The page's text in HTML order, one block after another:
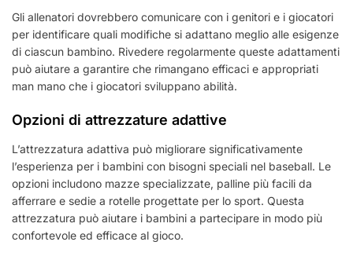
Gli allenatori dovrebbero comunicare con i genitori e i giocatori
per identificare quali modifiche si adattano meglio alle esigenze
di ciascun bambino. Rivedere regolarmente queste adattamenti
può aiutare a garantire che rimangano efficaci e appropriati
man mano che i giocatori sviluppano abilità.
Opzioni di attrezzature adattive
L’attrezzatura adattiva può migliorare significativamente
l’esperienza per i bambini con bisogni speciali nel baseball. Le
opzioni includono mazze specializzate, palline più facili da
afferrare e sedie a rotelle progettate per lo sport. Questa
attrezzatura può aiutare i bambini a partecipare in modo più
confortevole ed efficace al gioco.